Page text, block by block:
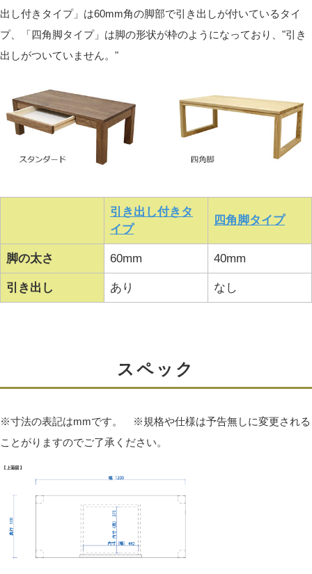
り・香りを楽しむことができます。
セラウッド塗装は耐候性・耐汚染性・耐熱性・耐久性に
優れています。熱の影響もほとんど受けず、テーブルな
※セラウッド塗装は別途+3,000円となります。
オイル塗装・セラウッド塗装の違い
飲み物を置く機会の多い天板には、水はじきを良くする
※オイル塗装の場合のみ塗布します。
蜜蝋は天然由来なので有害な成分がありません。
万一、小さなお子様の口に入っても害はなく安心です。
出し付きタイプ」は60mm角の脚部で引き出しが付いているタイ
プ、「四角脚タイプ」は脚の形状が枠のようになっており、"引き
出しがついていません。"
引き出し付きタ
イプ
四角脚タイプ
脚の太さ 60mm 40mm
引き出し あり なし
スペック
※寸法の表記はmmです。 ※規格や仕様は予告無しに変更される
ことがりますのでご了承ください。